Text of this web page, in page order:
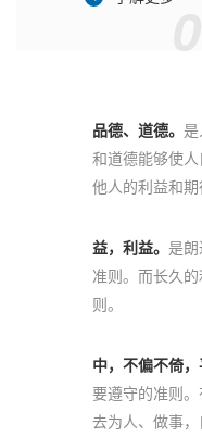
品德、道德。
和道德能够使
他人的利益和期
益，利益。 是
准则。而长久
则。
中，不偏不倚，
要遵守的准则。
去为人、做事，